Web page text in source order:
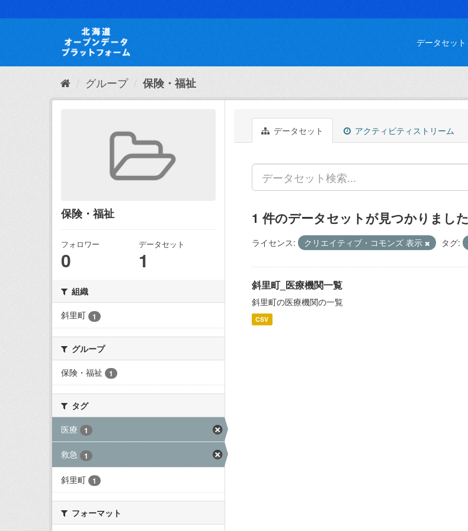
キ
て
データセット
グループ 保険・福祉
保険・福祉
フォロワー
0
データセット
1
組織
斜里町
1
グループ
保険・福祉
1
タグ
医療
1
救急 1
斜里町 1
フォーマット
データセット アクティビティストリーム
1 件のデータセットが見つかりました
ライセンス: クリエイティブ・コモンズ 表示 タグ:
斜里町_医療機関一覧
斜里町の医療機関の一覧
CSV